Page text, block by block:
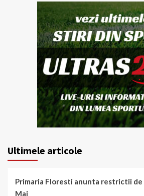
Ultimele articole
Primaria Floresti anunta restrictii
Mai